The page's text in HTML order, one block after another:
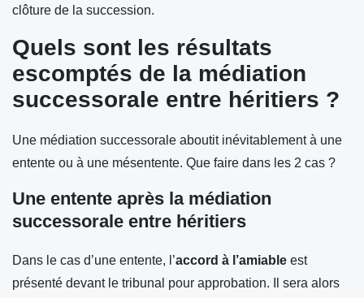
clôture de la succession.
Quels sont les résultats
escomptés de la médiation
successorale entre héritiers ?
Une médiation successorale aboutit inévitablement à une
entente ou à une mésentente. Que faire dans les 2 cas ?
Une entente après la médiation
successorale entre héritiers
Dans le cas d’une entente, l’accord à l’amiable est
présenté devant le tribunal pour approbation. Il sera alors